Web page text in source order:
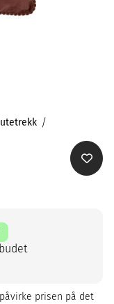
prisen på det